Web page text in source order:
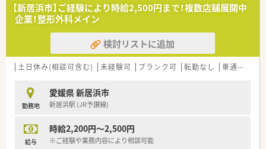
■転居を伴う異動もなく、環境を変えずに長くご勤務頂けます。
■社長も薬剤師資格をお持ちで店舗でご勤務されています。
少数精鋭の企業でありながら、風通しよく皆様お仕事されてい
【新居浜市】ご経験により時給2,500円まで！複数店舗展開中
企業！整形外科メイン
検討リストに追加
土日休み(相談可含む) 未経験可 ブランク可 転勤なし 車通勤可
勤務地
愛媛県 新居浜市
新居浜駅 (JR予讃線)
給与
時給2,200円～2,500円
※ご経験や業務内容により相談可能